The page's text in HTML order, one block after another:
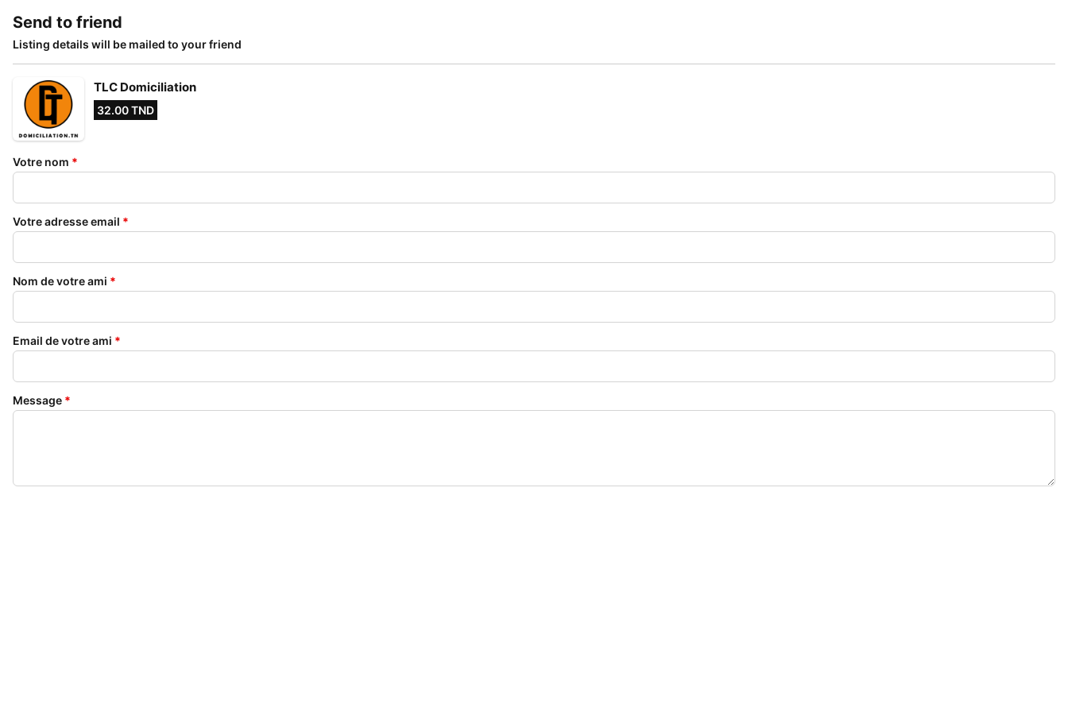
Send to friend
Listing details will be mailed to your friend
TLC Domiciliation
32.00 TND
Votre nom *
Votre adresse email *
Nom de votre ami *
Email de votre ami *
Message *